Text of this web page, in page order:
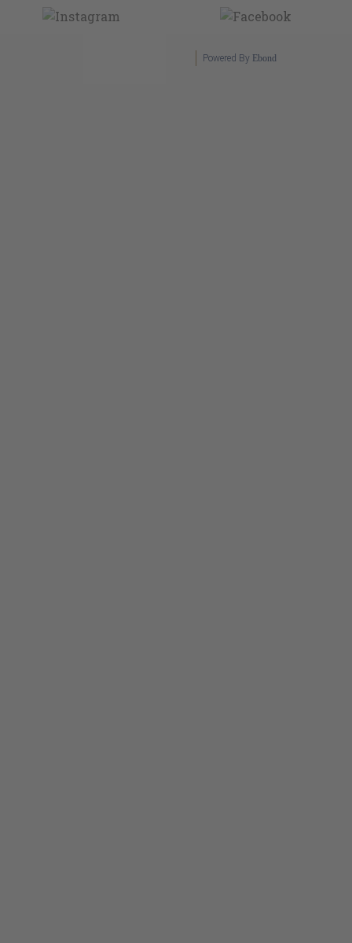
Powered By Ebond